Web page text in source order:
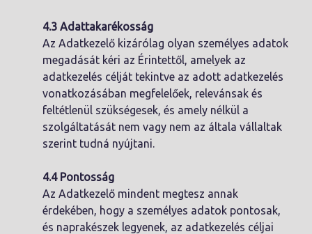
4.3 Adattakarékosság
Az Adatkezelő kizárólag olyan személyes adatok
megadását kéri az Érintettől, amelyek az
adatkezelés célját tekintve az adott adatkezelés
vonatkozásában megfelelőek, relevánsak és
feltétlenül szükségesek, és amely nélkül a
szolgáltatását nem vagy nem az általa vállaltak
szerint tudná nyújtani.
4.4 Pontosság
Az Adatkezelő mindent megtesz annak
érdekében, hogy a személyes adatok pontosak,
és naprakészek legyenek, az adatkezelés céljai